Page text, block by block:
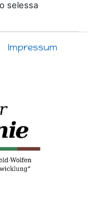
Impressum